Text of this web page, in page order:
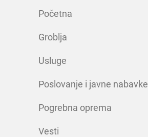
Početna
Groblja
Usluge
Poslovanje i javne nabavke
Pogrebna oprema
Vesti